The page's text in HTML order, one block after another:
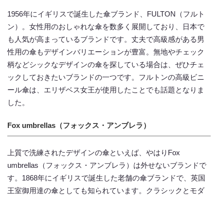
1956年にイギリスで誕生した傘ブランド、FULTON（フルト
ン）。女性用のおしゃれな傘を数多く展開しており、日本で
も人気が高まっているブランドです。丈夫で高級感がある男
性用の傘もデザインバリエーションが豊富。無地やチェック
柄などシックなデザインの傘を探している場合は、ぜひチェ
ックしておきたいブランドの一つです。フルトンの高級ビニ
ール傘は、エリザベス女王が使用したことでも話題となりま
した。
Fox umbrellas（フォックス・アンブレラ）
上質で洗練されたデザインの傘といえば、やはりFox
umbrellas（フォックス・アンブレラ）は外せないブランドで
す。1868年にイギリスで誕生した老舗の傘ブランドで、英国
王室御用達の傘としても知られています。クラシックとモダ